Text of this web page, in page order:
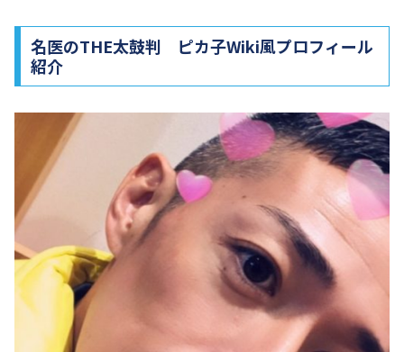
名医のTHE太鼓判 ピカ子Wiki風プロフィール
紹介